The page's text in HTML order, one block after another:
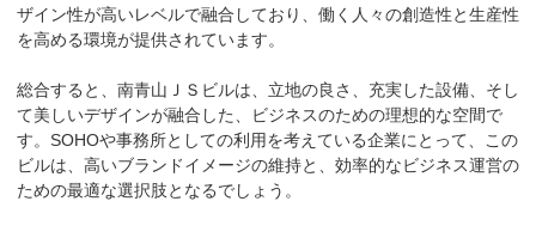
ザイン性が高いレベルで融合しており、働く人々の創造性と生産性
を高める環境が提供されています。
総合すると、南青山ＪＳビルは、立地の良さ、充実した設備、そし
て美しいデザインが融合した、ビジネスのための理想的な空間で
す。SOHOや事務所としての利用を考えている企業にとって、この
ビルは、高いブランドイメージの維持と、効率的なビジネス運営の
ための最適な選択肢となるでしょう。